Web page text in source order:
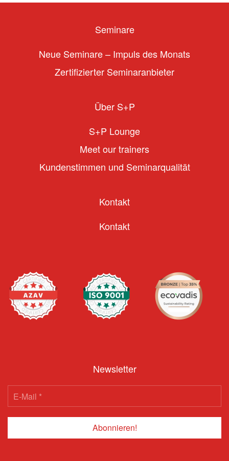
Seminare
Neue Seminare – Impuls des Monats
Zertifizierter Seminaranbieter
Über S+P
S+P Lounge
Meet our trainers
Kundenstimmen und Seminarqualität
Kontakt
Kontakt
Newsletter